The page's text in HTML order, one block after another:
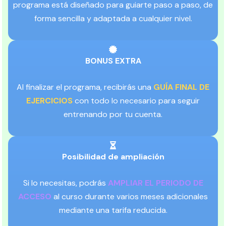
programa está diseñado para guiarte paso a paso, de
forma sencilla y adaptada a cualquier nivel.
BONUS EXTRA
Al finalizar el programa, recibirás una GUÍA FINAL DE
EJERCICIOS con todo lo necesario para seguir
entrenando por tu cuenta.
Posibilidad de ampliación
Si lo necesitas, podrás AMPLIAR EL PERIODO DE
ACCESO al curso durante varios meses adicionales
mediante una tarifa reducida.